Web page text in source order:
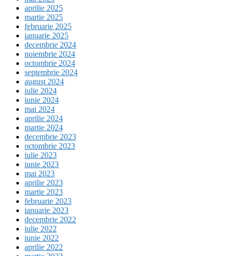
aprilie 2025
martie 2025
februarie 2025
ianuarie 2025
decembrie 2024
noiembrie 2024
octombrie 2024
septembrie 2024
august 2024
iulie 2024
iunie 2024
mai 2024
aprilie 2024
martie 2024
decembrie 2023
octombrie 2023
iulie 2023
iunie 2023
mai 2023
aprilie 2023
martie 2023
februarie 2023
ianuarie 2023
decembrie 2022
iulie 2022
iunie 2022
aprilie 2022